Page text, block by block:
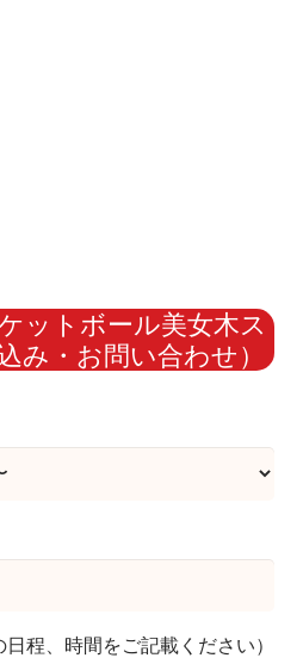
ットボール美女木ス
み・お問い合わせ）
程、時間をご記載ください）